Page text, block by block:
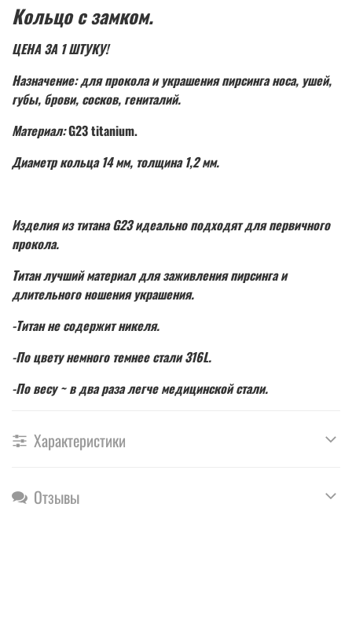
Кольцо с замком.
ЦЕНА ЗА 1 ШТУКУ!
Назначение: для прокола и украшения пирсинга носа, ушей,
губы, брови, сосков, гениталий.
Материал:G23 titanium.
Диаметр кольца 14 мм, толщина 1,2 мм.
Изделия из титана G23 идеально подходят для первичного
прокола.
Титан лучший материал для заживления пирсинга и
длительного ношения украшения.
-Титан не содержит никеля.
-По цвету немного темнее стали 316L.
-По весу ~ в два раза легче медицинской стали.
Характеристики
Отзывы